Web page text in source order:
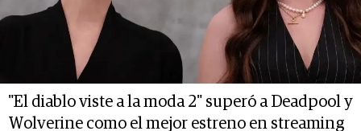
"El diablo viste a la moda 2" superó a Deadpool y
Wolverine como el mejor estreno en streaming